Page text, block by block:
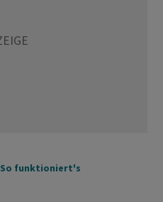
So funktioniert's